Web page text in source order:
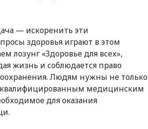
— искоренить эти
здоровья играют в этом
лозунг «Здоровье для всех»,
жизнь и соблюдается право
Людям нужны не только
медицинским
для оказания